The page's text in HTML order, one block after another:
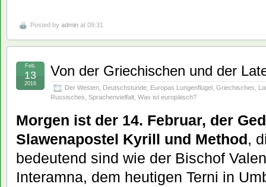
Posted by admin at 09:31
Von der Griechischen und der
Der Westen Deutschstunde Europas Lungenflügel Griechisches
Russisches Sprachenvielfalt Was ist europäisch?
Feb.
13
2016
Morgen ist der 14. Februar, der
Slawenapostel Kyrill und Method,
bedeutend sind wie der Bischof
Interamna, dem heutigen Terni in